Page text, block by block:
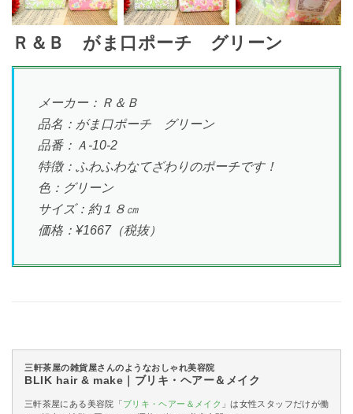
Ｒ＆Ｂ がま口ポーチ グリーン
メーカー：Ｒ＆Ｂ
品名：がま口ポーチ グリーン
品番：Ａ-10-2
特徴：ふわふわなてざわりのポーチです！
色：グリーン
サイズ：約１８㎝
価格：¥1667（税抜）
三軒茶屋の雑貨屋さんのようなおしゃれ美容院
BLIK hair & make｜ブリキ・ヘアー＆メイク
三軒茶屋にある美容院「 ブリキ・ヘアー＆メイク 」は女性スタッフだけが働